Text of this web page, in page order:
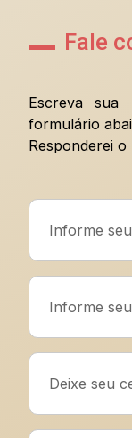
Fale
Escreva sua
formulário
Responderei